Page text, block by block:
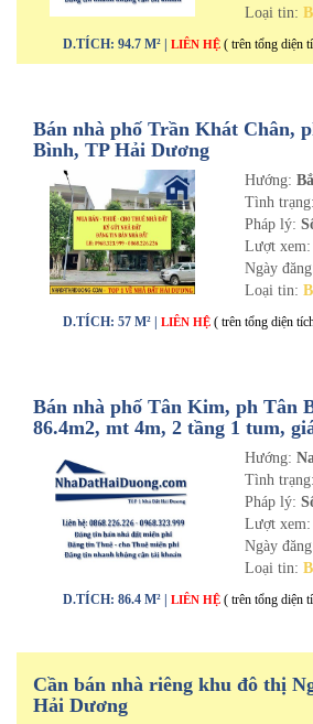
Loại tin:
D.TÍCH: 94.7 M² | LIÊN HỆ ( trên tổng diện
Bán nhà phố Trần Khát Chân,
Bình, TP Hải Dương
Hướng:
Tình trạng:
Pháp lý:
Lượt xem:
Ngày
Loại tin:
D.TÍCH: 57 M² | LIÊN HỆ ( trên tổng diện
Bán nhà phố Tân Kim, ph Tân
86.4m2, mt 4m, 2 tầng 1 tum,
Hướng:
Tình trạng:
Pháp lý:
Lượt xem:
Ngày
Loại tin:
D.TÍCH: 86.4 M² | LIÊN HỆ ( trên tổng diện
Cần bán nhà riêng khu đô thị
Hải Dương